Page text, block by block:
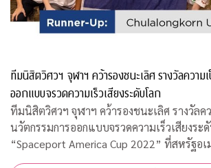
ทีมนิสิตวิศวฯ จุฬาฯ คว้ารองชนะเลิศ รางวัลความ
ออกแบบจรวดความเร็วเสียงระดับโลก
ทีมนิสิตวิศวฯ จุฬาฯ คว้ารองชนะเลิศ รางวัลค
นวัตกรรมการออกแบบจรวดความเร็วเสียงระ
“Spaceport America Cup 2022” ที่สหรัฐอเ